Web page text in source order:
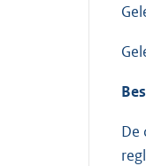
De